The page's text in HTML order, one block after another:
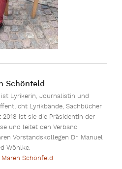
Schönfeld
Lyrikerin, Journalistin und
Lyrikbände, Sachbücher
2018 ist sie die Präsidentin der
und leitet den Verband
Vorstandskollegen Dr. Manuel
Wöhlke.
Schönfeld